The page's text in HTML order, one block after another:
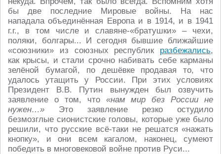
бы две последние Мировые войны. На нас
нападала объединённая Европа и в 1914, и в 1941
г.г., в том числе и славяне-«братушки» – чехи,
поляки, болгары... И сегодня бывшие ближайшие
«союзники» из союзных республик разбежались,
как крысы, и стали срочно набивать себе карманы
зелёной бумагой, по дешёвке продавая то, что
удалось утащить у России. При этих условиях
Президент В.В. Путин вынужден был озвучить
заявление о том, что «нам мир без России не
нужен…» Это заявление резко остудило
безмозглые сионистские головы, которые уже было
решили, что русские всё-таки не решатся «нажать
кнопку», и они всем кагалом, наконец, сумеют
победить в многовековой войне против Руси...